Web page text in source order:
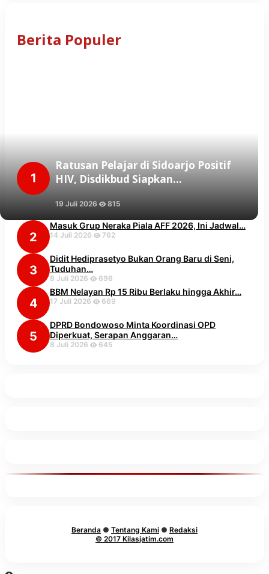
Berita Populer
1
Ratusan Pelajar di Sidoarjo Positif
HIV, Disdikbud Siapkan…
19 Juli 2026 815
2
Masuk Grup Neraka Piala AFF 2026, Ini Jadwal…
14 Juli 2026 762
3
Didit Hediprasetyo Bukan Orang Baru di Seni,
Tuduhan…
8 Juli 2026 696
4
BBM Nelayan Rp 15 Ribu Berlaku hingga Akhir…
17 Juli 2026 669
5
DPRD Bondowoso Minta Koordinasi OPD
Diperkuat, Serapan Anggaran…
8 Juli 2026 645
Beranda ● Tentang Kami ● Redaksi
© 2017 Kilasjatim.com